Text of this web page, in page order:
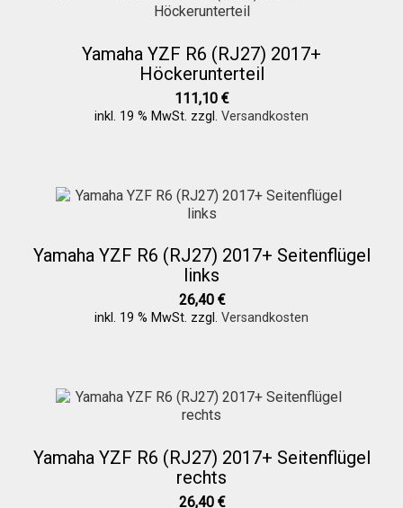
Yamaha YZF R6 (RJ27) 2017+
Höckerunterteil
111,10 €
inkl. 19 % MwSt. zzgl. Versandkosten
Yamaha YZF R6 (RJ27) 2017+ Seitenflügel
links
26,40 €
inkl. 19 % MwSt. zzgl. Versandkosten
Yamaha YZF R6 (RJ27) 2017+ Seitenflügel
rechts
26,40 €